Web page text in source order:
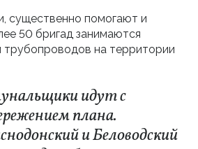
существенно помогают и
50 бригад занимаются
на территории
идут с
плана.
и Беловодский